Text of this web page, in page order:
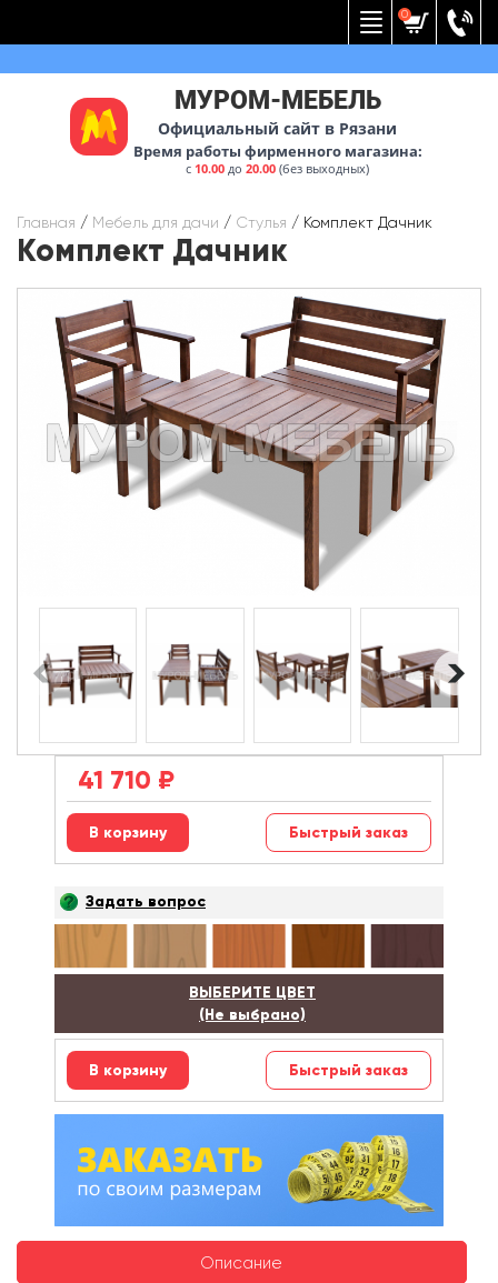
0
МУРОМ-МЕБЕЛЬ
Официальный сайт в Рязани
Время работы фирменного магазина:
с 10.00 до20.00 (без выходных)
Главная / Мебель для дачи / Стулья / Комплект Дачник
Комплект Дачник
41 710 ₽
Быстрый заказ
Задать вопрос
ВЫБЕРИТЕ ЦВЕТ
(Не выбрано)
Быстрый заказ
Описание